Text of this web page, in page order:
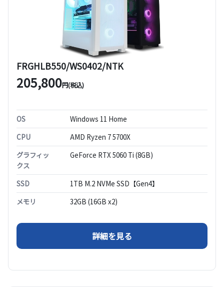
FRGHLB550/WS0402/NTK
205,800円(税込)
OS
Windows 11 Home
CPU
AMD Ryzen 7 5700X
グラフィッ
クス
GeForce RTX 5060 Ti (8GB)
SSD
1TB M.2 NVMe SSD【Gen4】
メモリ
32GB (16GB x2)
詳細を見る